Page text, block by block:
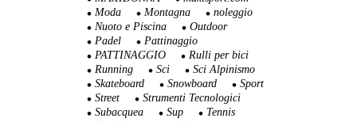
Moda
Montagna
noleggio
Nuoto e Piscina
Outdoor
Padel
Pattinaggio
PATTINAGGIO
Rulli per bici
Running
Sci
Sci Alpinismo
Skateboard
Snowboard
Sport
Street
Strumenti Tecnologici
Subacquea
Sup
Tennis